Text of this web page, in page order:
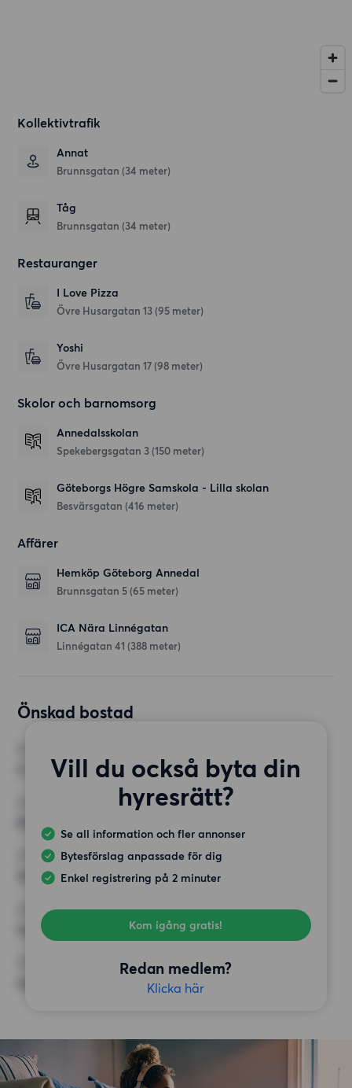
Kollektivtrafik
Annat
Brunnsgatan (34 meter)
Tåg
Brunnsgatan (34 meter)
Restauranger
I Love Pizza
Övre Husargatan 13 (95 meter)
Yoshi
Övre Husargatan 17 (98 meter)
Skolor och barnomsorg
Annedalsskolan
Spekebergsgatan 3 (150 meter)
Göteborgs Högre Samskola - Lilla skolan
Besvärsgatan (416 meter)
Affärer
Hemköp Göteborg Annedal
Brunnsgatan 5 (65 meter)
ICA Nära Linnégatan
Linnégatan 41 (388 meter)
Önskad bostad
Vill du också byta din
hyresrätt?
Se all information och fler annonser
Bytesförslag anpassade för dig
Enkel registrering på 2 minuter
Kom igång gratis!
Redan medlem?
Klicka här
MINST ANTAL KVADRATMETER
HÖGSTA HYRA
16 000 kr
Inga speciella krav
ÖVRIGA PREFERENSER
Inga speciella preferenser